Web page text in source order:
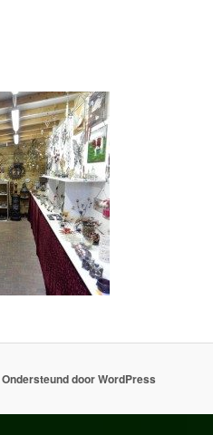
Ondersteund door WordPress